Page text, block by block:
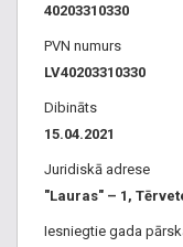
40203310330
PVN numurs
LV40203310330
Dibināts
15.04.2021
Juridiskā adrese
"Lauras" – 1,
Iesniegtie gada